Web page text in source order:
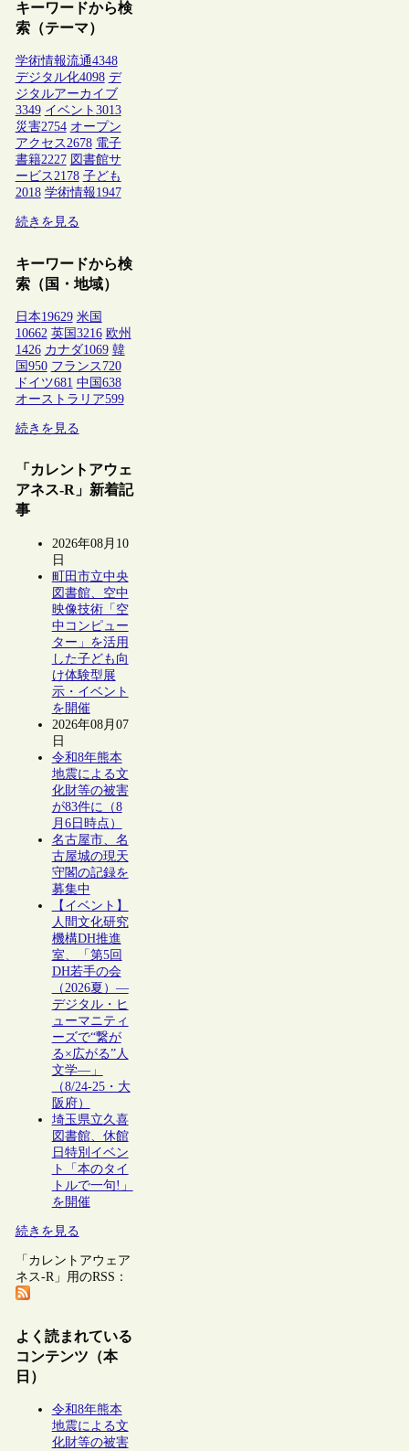
キーワードから検
索（テーマ）
学術情報流通4348
デジタル化4098 デ
ジタルアーカイブ
3349 イベント 3013
災害2754 オープン
アクセス2678 電子
書籍2227 図書館サ
ービス2178 子ども
2018 学術情報1947
続きを見る
キーワードから検
索（国・地域）
日本19629 米国
10662 英国 3216 欧州
1426 カナダ1069 韓
国 950 フランス 720
ドイツ681 中国 638
オーストラリア599
続きを見る
「カレントアウェ
アネス-R」新着記
事
2026年08月10
日
町田市立中央
図書館、空中
映像技術「空
中コンピュー
ター」を活用
した子ども向
け体験型展
示・イベント
を開催
2026年08月07
日
令和8年熊本
地震による文
化財等の被害
が83件に（8
月6日時点）
名古屋市、名
古屋城の現天
守閣の記録を
募集中
【イベント】
人間文化研究
機構DH推進
室、「第5回
DH若手の会
（2026夏）―
デジタル・ヒ
ューマニティ
ーズで“繋が
る×広がる”人
文学―」
（8/24-25・大
阪府）
埼玉県立久喜
図書館、休館
日特別イベン
ト「本のタイ
トルで一句!」
を開催
続きを見る
「カレントアウェア
ネス-R」用のRSS：
よく読まれている
コンテンツ（本
日）
令和8年熊本
地震による文
化財等の被害